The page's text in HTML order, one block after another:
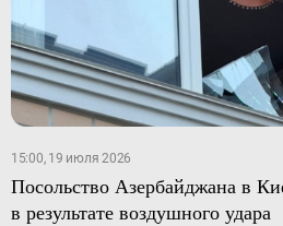
15:00, 19 июля 2026
Посольство Азербайджана в
в результате воздушного удара